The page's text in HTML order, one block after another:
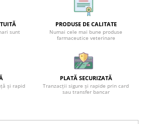
sunt
PRODUSE DE CALITATE
Numai cele mai bune produse
farmaceutice veterinare
și rapid
PLATĂ SECURIZATĂ
Tranzacții sigure și rapide prin card
sau transfer bancar